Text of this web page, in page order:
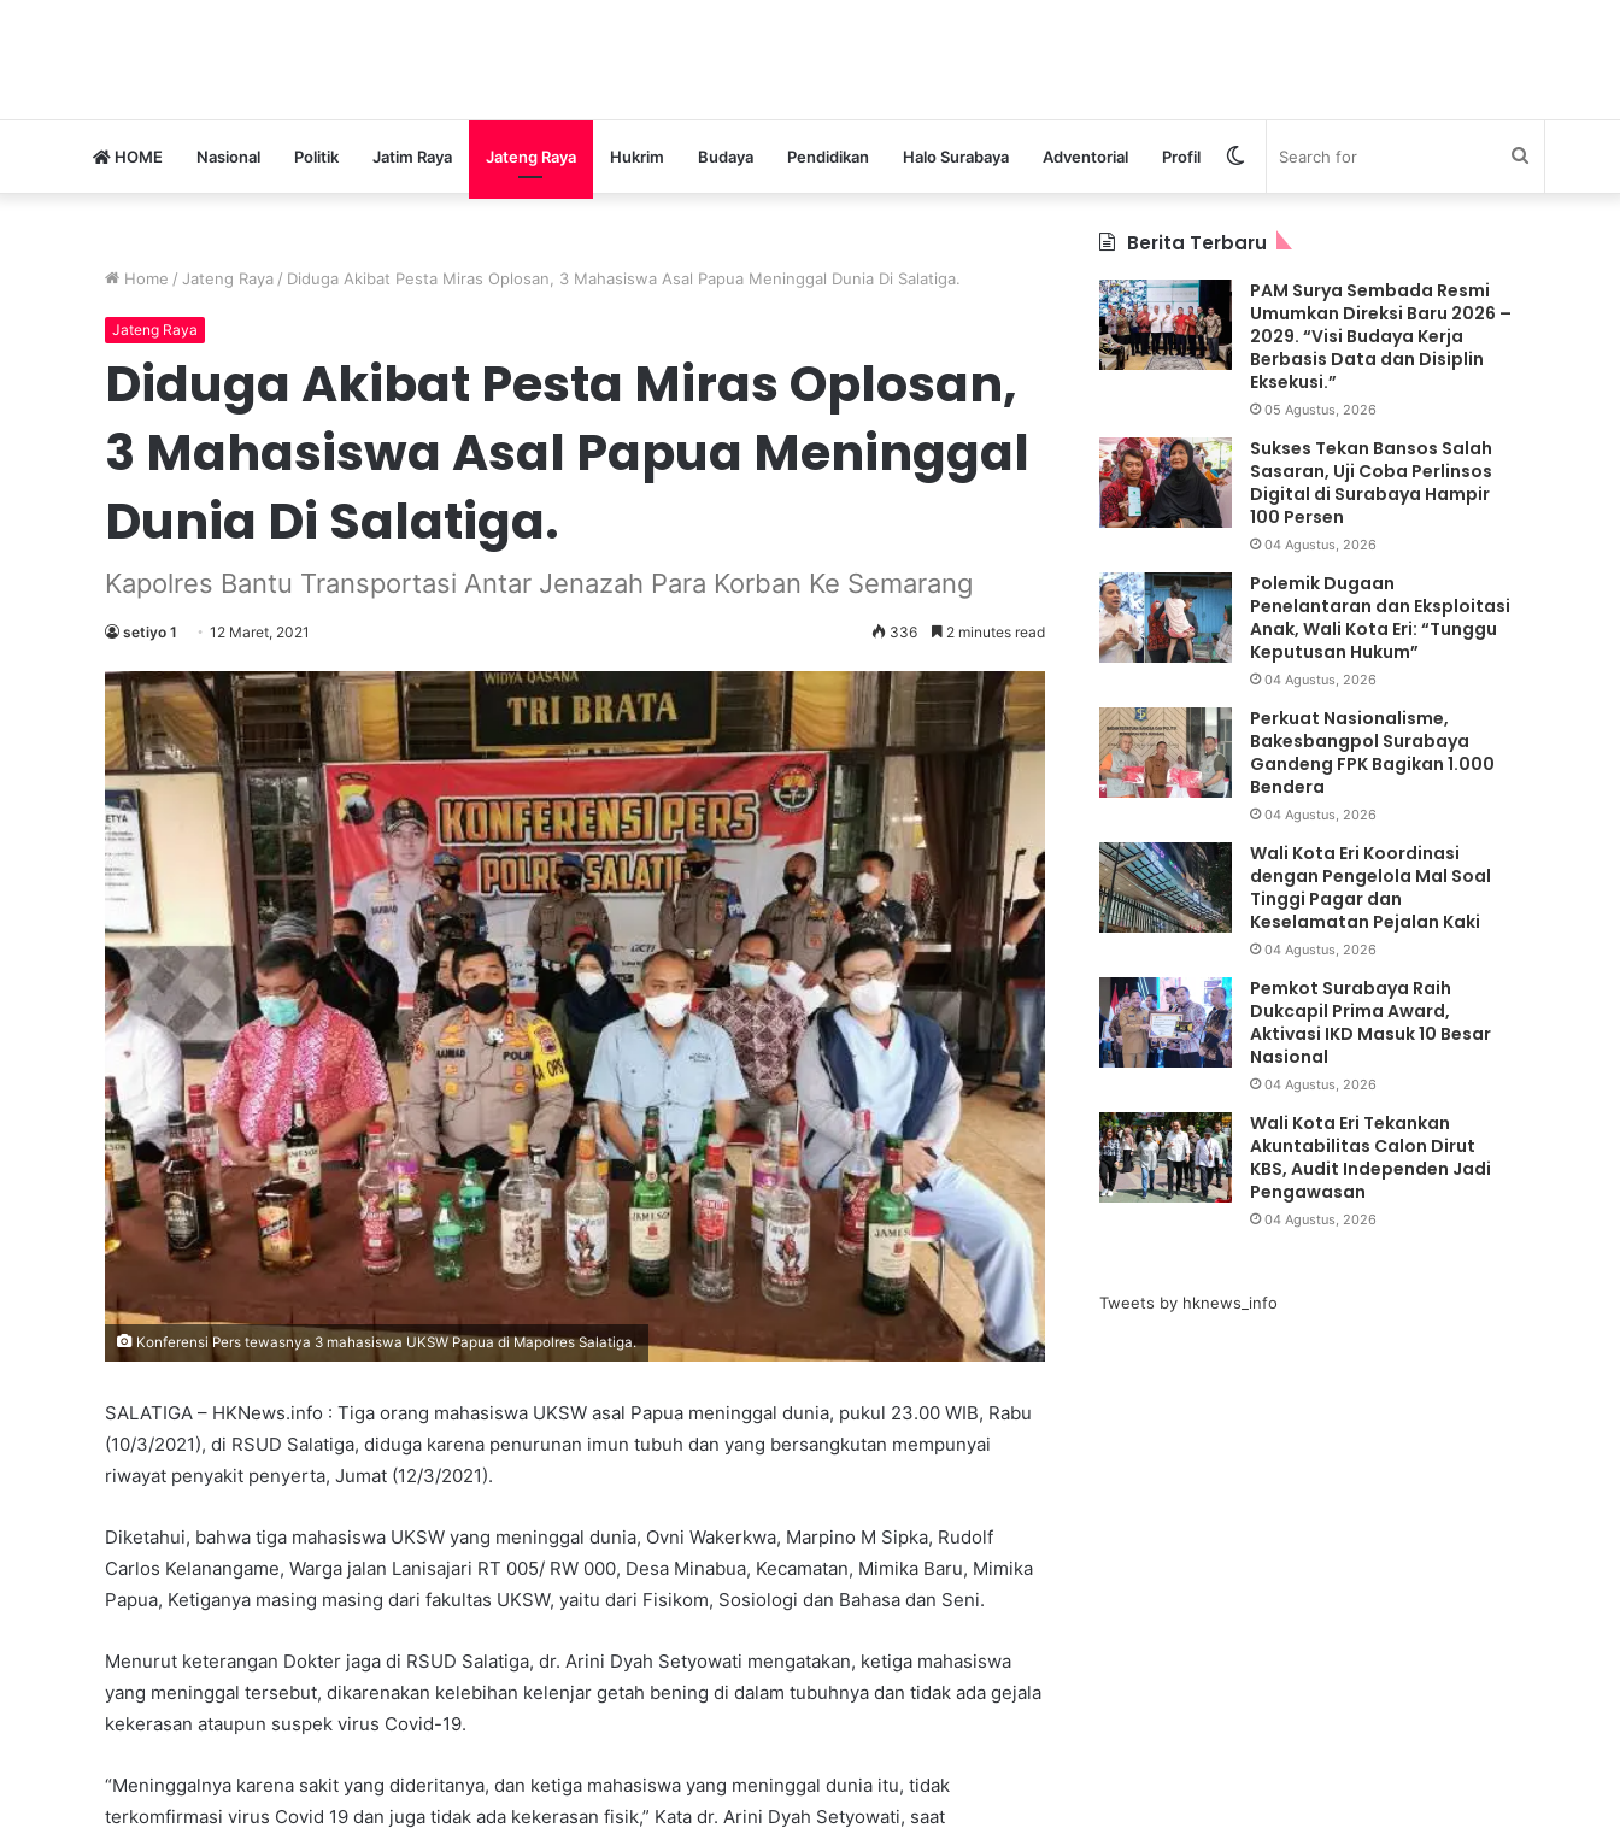
HOME Nasional Politik Jatim Raya Jateng Raya Hukrim Budaya Pendidikan Halo Surabaya Adventorial Profil Search
Switch
skin
Home / Jateng Raya / Diduga Akibat Pesta Miras Oplosan, 3 Mahasiswa Asal Papua Meninggal Dunia Di Salatiga.
Jateng Raya
Diduga Akibat Pesta Miras Oplosan,
3 Mahasiswa Asal Papua Meninggal
Dunia Di Salatiga.
Kapolres Bantu Transportasi Antar Jenazah Para Korban Ke Semarang
setiyo 1 12 Maret, 2021 336 2 minutes read
Konferensi Pers tewasnya 3 mahasiswa UKSW Papua di Mapolres Salatiga.
SALATIGA – HKNews.info : Tiga orang mahasiswa UKSW asal Papua meninggal dunia, pukul 23.00 WIB, Rabu
(10/3/2021), di RSUD Salatiga, diduga karena penurunan imun tubuh dan yang bersangkutan mempunyai
riwayat penyakit penyerta, Jumat (12/3/2021).
Diketahui, bahwa tiga mahasiswa UKSW yang meninggal dunia, Ovni Wakerkwa, Marpino M Sipka, Rudolf
Carlos Kelanangame, Warga jalan Lanisajari RT 005/ RW 000, Desa Minabua, Kecamatan, Mimika Baru, Mimika
Papua, Ketiganya masing masing dari fakultas UKSW, yaitu dari Fisikom, Sosiologi dan Bahasa dan Seni.
Menurut keterangan Dokter jaga di RSUD Salatiga, dr. Arini Dyah Setyowati mengatakan, ketiga mahasiswa
yang meninggal tersebut, dikarenakan kelebihan kelenjar getah bening di dalam tubuhnya dan tidak ada gejala
kekerasan ataupun suspek virus Covid-19.
“Meninggalnya karena sakit yang dideritanya, dan ketiga mahasiswa yang meninggal dunia itu, tidak
terkomfirmasi virus Covid 19 dan juga tidak ada kekerasan fisik,” Kata dr. Arini Dyah Setyowati, saat
Berita Terbaru
PAM Surya Sembada Resmi
Umumkan Direksi Baru 2026 –
2029. “Visi Budaya Kerja
Berbasis Data dan Disiplin
Eksekusi.”
05 Agustus, 2026
Sukses Tekan Bansos Salah
Sasaran, Uji Coba Perlinsos
Digital di Surabaya Hampir
100 Persen
04 Agustus, 2026
Polemik Dugaan
Penelantaran dan Eksploitasi
Anak, Wali Kota Eri: “Tunggu
Keputusan Hukum”
04 Agustus, 2026
Perkuat Nasionalisme,
Bakesbangpol Surabaya
Gandeng FPK Bagikan 1.000
Bendera
04 Agustus, 2026
Wali Kota Eri Koordinasi
dengan Pengelola Mal Soal
Tinggi Pagar dan
Keselamatan Pejalan Kaki
04 Agustus, 2026
Pemkot Surabaya Raih
Dukcapil Prima Award,
Aktivasi IKD Masuk 10 Besar
Nasional
04 Agustus, 2026
Wali Kota Eri Tekankan
Akuntabilitas Calon Dirut
KBS, Audit Independen Jadi
Pengawasan
04 Agustus, 2026
Tweets by hknews_info